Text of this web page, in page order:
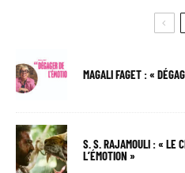
MAGALI FAGET : «
S. S. RAJAMOULI : « LE
L’ÉMOTION »